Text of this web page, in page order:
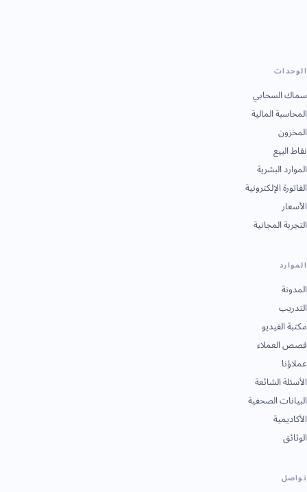
الوحدات
سماك السحابي
المحاسبة المالية
المخزون
نقاط البيع
الموارد البشرية
الفاتورة الإلكترونية
الأسعار
التجربة المجانية
الموارد
المدونة
التدريب
مكتبة الفيديو
قصص العملاء
عملاؤنا
الأسئلة الشائعة
البيانات الصحفية
الأكاديمية
الوثائق
تواصل